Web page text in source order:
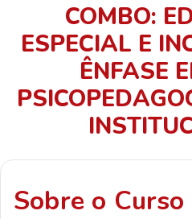
COMBO:
ESPECIAL E
ÊNFASE
Sobre o Curso